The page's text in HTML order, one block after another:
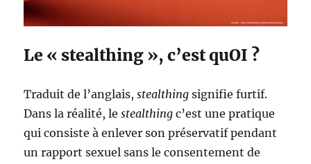
Le « stealthing », c’est quOI ?
Traduit de l’anglais,stealthing signifie furtif.
Dans la réalité, lestealthing c’est une pratique
qui consiste à enlever son préservatif pendant
un rapport sexuel sans le consentement de